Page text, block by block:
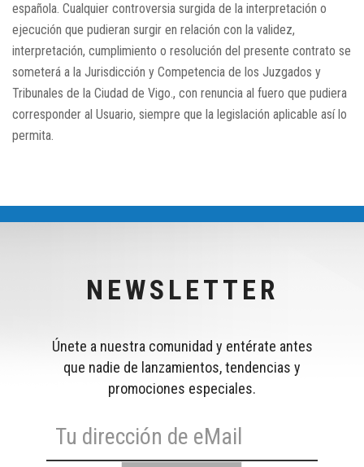
española. Cualquier controversia surgida de la interpretación o
ejecución que pudieran surgir en relación con la validez,
interpretación, cumplimiento o resolución del presente contrato se
someterá a la Jurisdicción y Competencia de los Juzgados y
Tribunales de la Ciudad de Vigo., con renuncia al fuero que pudiera
corresponder al Usuario, siempre que la legislación aplicable así lo
permita.
NEWSLETTER
Únete a nuestra comunidad y entérate antes
que nadie de lanzamientos, tendencias y
promociones especiales.